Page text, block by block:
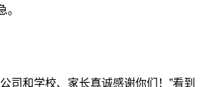
。
和学校、家长真诚感谢你们！”看到